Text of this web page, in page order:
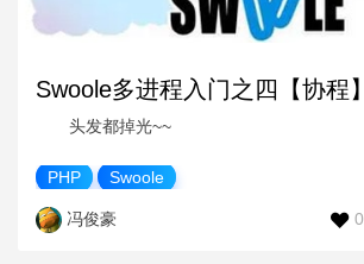
Swoole多进程入门之四【协程】
头发都掉光~~
PHP Swoole
冯俊豪 0